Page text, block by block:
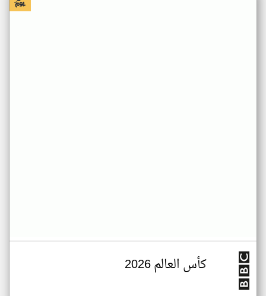
كأس العالم 2026